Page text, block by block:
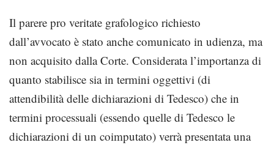
Il parere pro veritate grafologico richiesto
dall’avvocato è stato anche comunicato in udienza, ma
non acquisito dalla Corte. Considerata l’importanza di
quanto stabilisce sia in termini oggettivi (di
attendibilità delle dichiarazioni di Tedesco) che in
termini processuali (essendo quelle di Tedesco le
dichiarazioni di un coimputato) verrà presentata una